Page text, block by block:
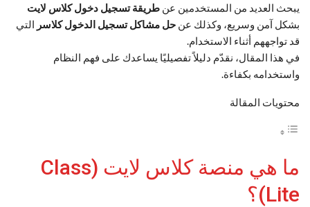
يبحث العديد من المستخدمين عن طريقة تسجيل دخول كلاس لايت
بشكل آمن وسريع، وكذلك عن حل مشاكل تسجيل الدخول كلاسر التي
قد تواجههم أثناء الاستخدام.
في هذا المقال، نقدّم دليلاً تفصيليًا يساعدك على فهم النظام
واستخدامه بكفاءة.
محتويات المقالة
ما هي منصة كلاس لايت (Class
Lite)؟